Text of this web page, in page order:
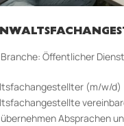
Branche: Öffentlicher
(m/w/d)
Ab­sprachen